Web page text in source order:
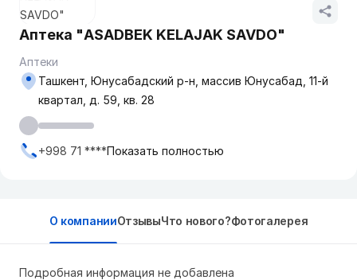
Аптека "ASADBEK KELAJAK SAVDO"
Аптеки
Ташкент, Юнусабадский р-н, массив Юнусабад, 11-й
квартал, д. 59, кв. 28
+998 71 ****Показать полностью
О компанииОтзывыЧто нового?Фотогалерея
Подробная информация не добавлена